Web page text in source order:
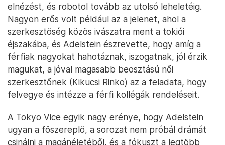
elnézést, és robotol tovább az utolsó leheletéig.
Nagyon erős volt például az a jelenet, ahol a
szerkesztőség közös ivászatra ment a tokiói
éjszakába, és Adelstein észrevette, hogy amíg a
férfiak nagyokat hahotáznak, iszogatnak, jól érzik
magukat, a jóval magasabb beosztású női
szerkesztőnek (Kikucsi Rinko) az a feladata, hogy
felvegye és intézze a férfi kollégák rendeléseit.
A Tokyo Vice egyik nagy erénye, hogy Adelstein
ugyan a főszereplő, a sorozat nem próbál drámát
csinálni a magánéletéből, és a fókuszt a legtöbb